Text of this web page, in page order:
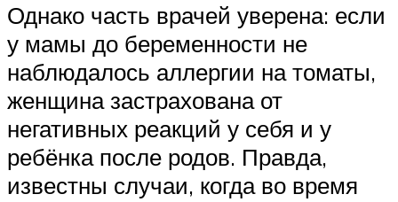
Однако часть врачей уверена: если
у мамы до беременности не
наблюдалось аллергии на томаты,
женщина застрахована от
негативных реакций у себя и у
ребёнка после родов. Правда,
известны случаи, когда во время